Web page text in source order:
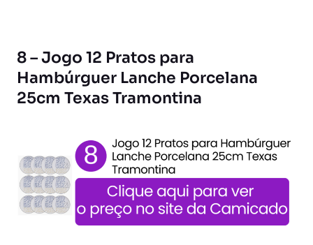
8 – Jogo 12 Pratos para
Hambúrguer Lanche Porcelana
25cm Texas Tramontina